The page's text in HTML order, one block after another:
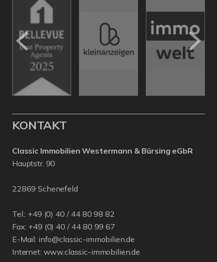
KONTAKT
Classic Immobilien Westermann & Bürsing eGbR
Hauptstr. 90
22869 Schenefeld
Tel.: +49 (0) 40 / 44 80 98 82
Fax: +49 (0) 40 / 44 80 99 67
E-Mail: info@classic-immobilien.de
Internet: www.classic-immobilien.de